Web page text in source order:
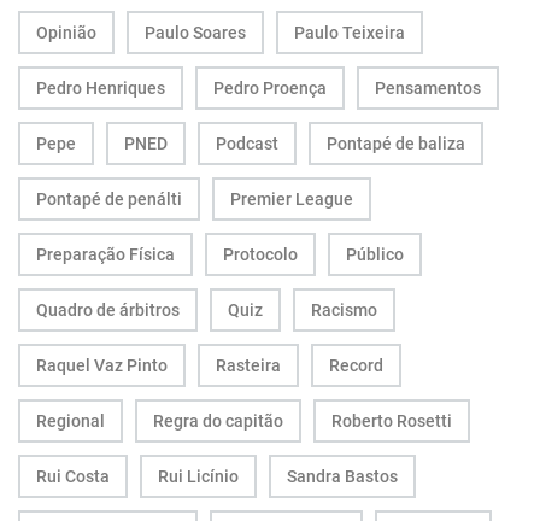
Opinião Paulo Soares Paulo Teixeira
Pedro Henriques Pedro Proença Pensamentos
Pepe PNED Podcast Pontapé de baliza
Pontapé de penálti Premier League
Preparação Física Protocolo Público
Quadro de árbitros Quiz Racismo
Raquel Vaz Pinto Rasteira Record
Regional Regra do capitão Roberto Rosetti
Rui Costa Rui Licínio Sandra Bastos